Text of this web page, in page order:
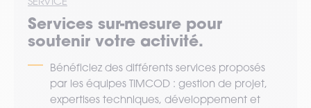
Services sur-mesure pour
soutenir votre activité.
Bénéficiez des différents services proposés
par les équipes TIMCOD : gestion de projet,
expertises techniques, développement et